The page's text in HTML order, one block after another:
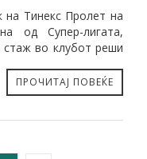
на Тинекс Пролет на
од Супер-лигата,
стаж во клубот реши
ПРОЧИТАЈ ПОВЕЌЕ